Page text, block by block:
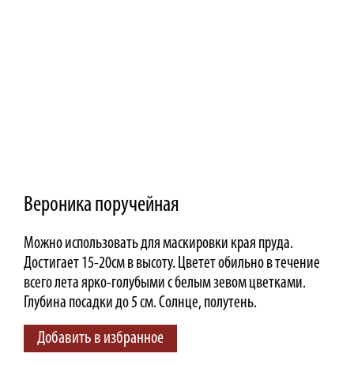
Вероника поручейная
Можно использовать для маскировки края пруда.
Достигает 15-20см в высоту. Цветет обильно в течение
всего лета ярко-голубыми с белым зевом цветками.
Глубина посадки до 5 см. Солнце, полутень.
Добавить в избранное